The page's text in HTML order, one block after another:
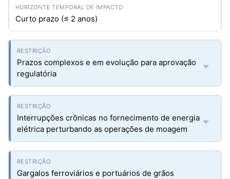
Curto prazo (≤ 2 anos)
Prazos complexos e em evolução para aprovação
regulatória
Interrupções crônicas no fornecimento de energia
elétrica perturbando as operações de moagem
Gargalos ferroviários e portuários de grãos